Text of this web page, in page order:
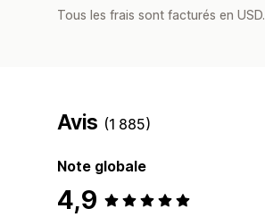
Tous les frais sont facturés en
Avis (1 885)
Note globale
4,9